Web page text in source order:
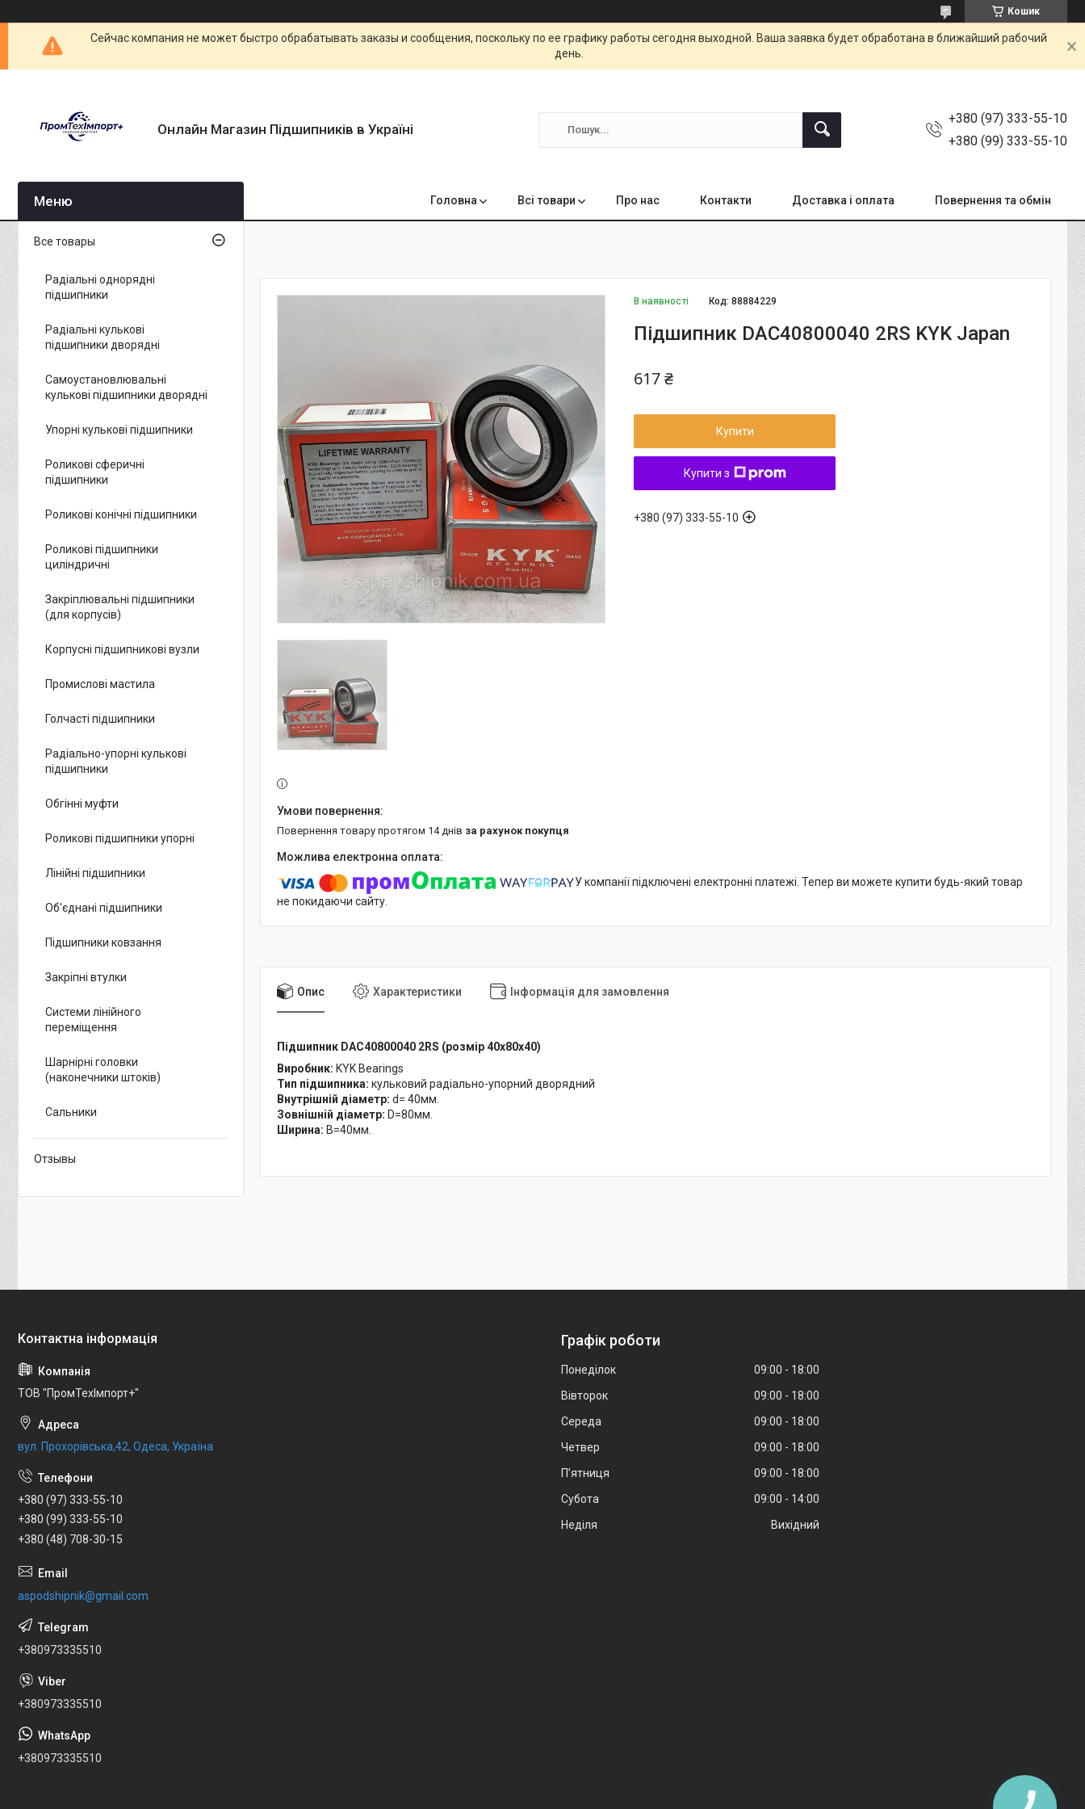
Кошик
Сейчас компания не может быстро обрабатывать заказы и сообщения, поскольку по ее графику работы сегодня выходной. Ваша заявка будет обработана в ближайший рабочий
день.
Онлайн Магазин Підшипників в Україні
+380 (97) 333-55-10
+380 (99) 333-55-10
Головна Всі товари Про нас Контакти Доставка і оплата Повернення та обмін
В наявності Код:88884229
Підшипник DAC40800040 2RS KYK Japan
617 ₴
Купити
Купити з
+380 (97) 333-55-10
повернення товару протягом 14 днів за рахунок покупця
У компанії підключені електронні платежі. Тепер ви можете купити будь-який товар
не покидаючи сайту.
Опис Характеристики Інформація для замовлення
Підшипник DAC40800040 2RS (розмір 40x80x40)
Виробник: KYK Bearings
Тип підшипника: кульковий радіально-упорний дворядний
Внутрішній діаметр: d= 40мм.
Зовнішній діаметр: D=80мм.
Ширина: B=40мм.
Все товары
Радіальні однорядні
підшипники
Радіальні кулькові
підшипники дворядні
Самоустановлювальні
кулькові підшипники дворядні
Упорні кулькові підшипники
Роликові сферичні
підшипники
Роликові конічні підшипники
Роликові підшипники
циліндричні
Закріплювальні підшипники
(для корпусів)
Корпусні підшипникові вузли
Промислові мастила
Голчасті підшипники
Радіально-упорні кулькові
підшипники
Обгінні муфти
Роликові підшипники упорні
Лінійні підшипники
Об'єднані підшипники
Підшипники ковзання
Закріпні втулки
Системи лінійного
переміщення
Шарнірні головки
(наконечники штоків)
Сальники
Отзывы
ТОВ "ПромТехІмпорт+"
вул. Прохорівська,42, Одеса, Україна
+380 (97) 333-55-10
+380 (99) 333-55-10
+380 (48) 708-30-15
aspodshipnik@gmail.com
+380973335510
+380973335510
+380973335510
Графік роботи
Понеділок 09:00
18:00
Вівторок
09:00
18:00
Середа
09:00
18:00
Четвер
09:00
18:00
Пʼятниця
09:00
18:00
Субота
09:00
14:00
Неділя
Вихідний